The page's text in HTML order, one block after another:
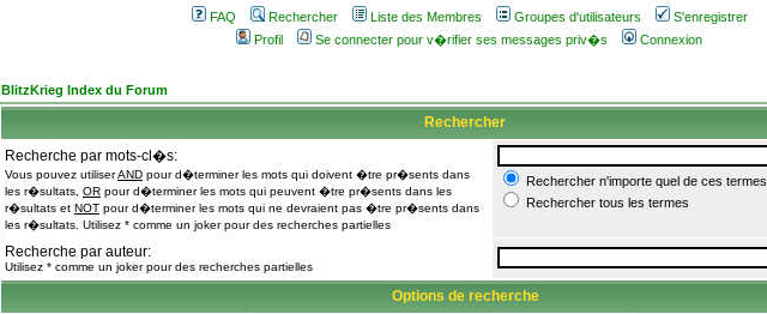
FAQ Rechercher Liste des Membres Groupes d'utilisateurs
S'enregistrer
Profil
Se connecter pour v�rifier ses messages priv�s Connexion
BlitzKrieg Index du Forum
Rechercher
Recherche par mots-cl�s:
Vous pouvez utiliserAND pour d�terminer les mots qui doivent �tre pr�sents dans
les r�sultats, OR pour d�terminer les mots qui peuvent �tre pr�sents dans les
r�sultats et NOT pour d�terminer les mots qui ne devraient pas �tre pr�sents dans
les r�sultats. Utilisez * comme un joker pour des recherches partielles
Rechercher n'importe quel de ces termes
Rechercher tous les termes
Recherche par auteur:
Utilisez * comme un joker pour des recherches partielles
Options de recherche